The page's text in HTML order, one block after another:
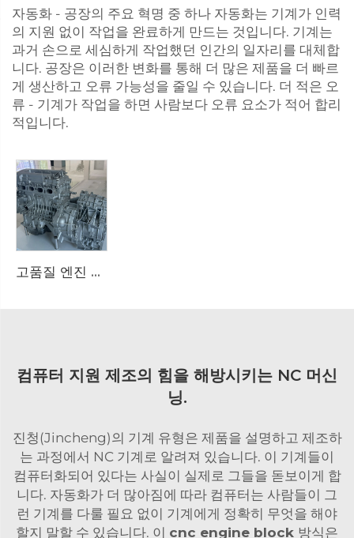
자동화 - 공장의 주요 혁명 중 하나 자동화는 기계가 인력
의 지원 없이 작업을 완료하게 만드는 것입니다. 기계는
과거 손으로 세심하게 작업했던 인간의 일자리를 대체합
니다. 공장은 이러한 변화를 통해 더 많은 제품을 더 빠르
게 생산하고 오류 가능성을 줄일 수 있습니다. 더 적은 오
류 - 기계가 작업을 하면 사람보다 오류 요소가 적어 합리
적입니다.
고품질 엔진 어셈블리 하우징 알루미늄 합금 다이 캐스팅 OEM 품질 대형 공급업체 조달에 적합
컴퓨터 지원 제조의 힘을 해방시키는 NC 머신
닝.
진청(Jincheng)의 기계 유형은 제품을 설명하고 제조하
는 과정에서 NC 기계로 알려져 있습니다. 이 기계들이
컴퓨터화되어 있다는 사실이 실제로 그들을 돋보이게 합
니다. 자동화가 더 많아짐에 따라 컴퓨터는 사람들이 그
런 기계를 다룰 필요 없이 기계에게 정확히 무엇을 해야
할지 말할 수 있습니다. 이 cnc engine block 방식은